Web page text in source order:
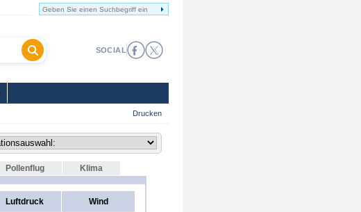
SOCIAL
Drucken
Pollenflug Klima
Luftdruck Wind